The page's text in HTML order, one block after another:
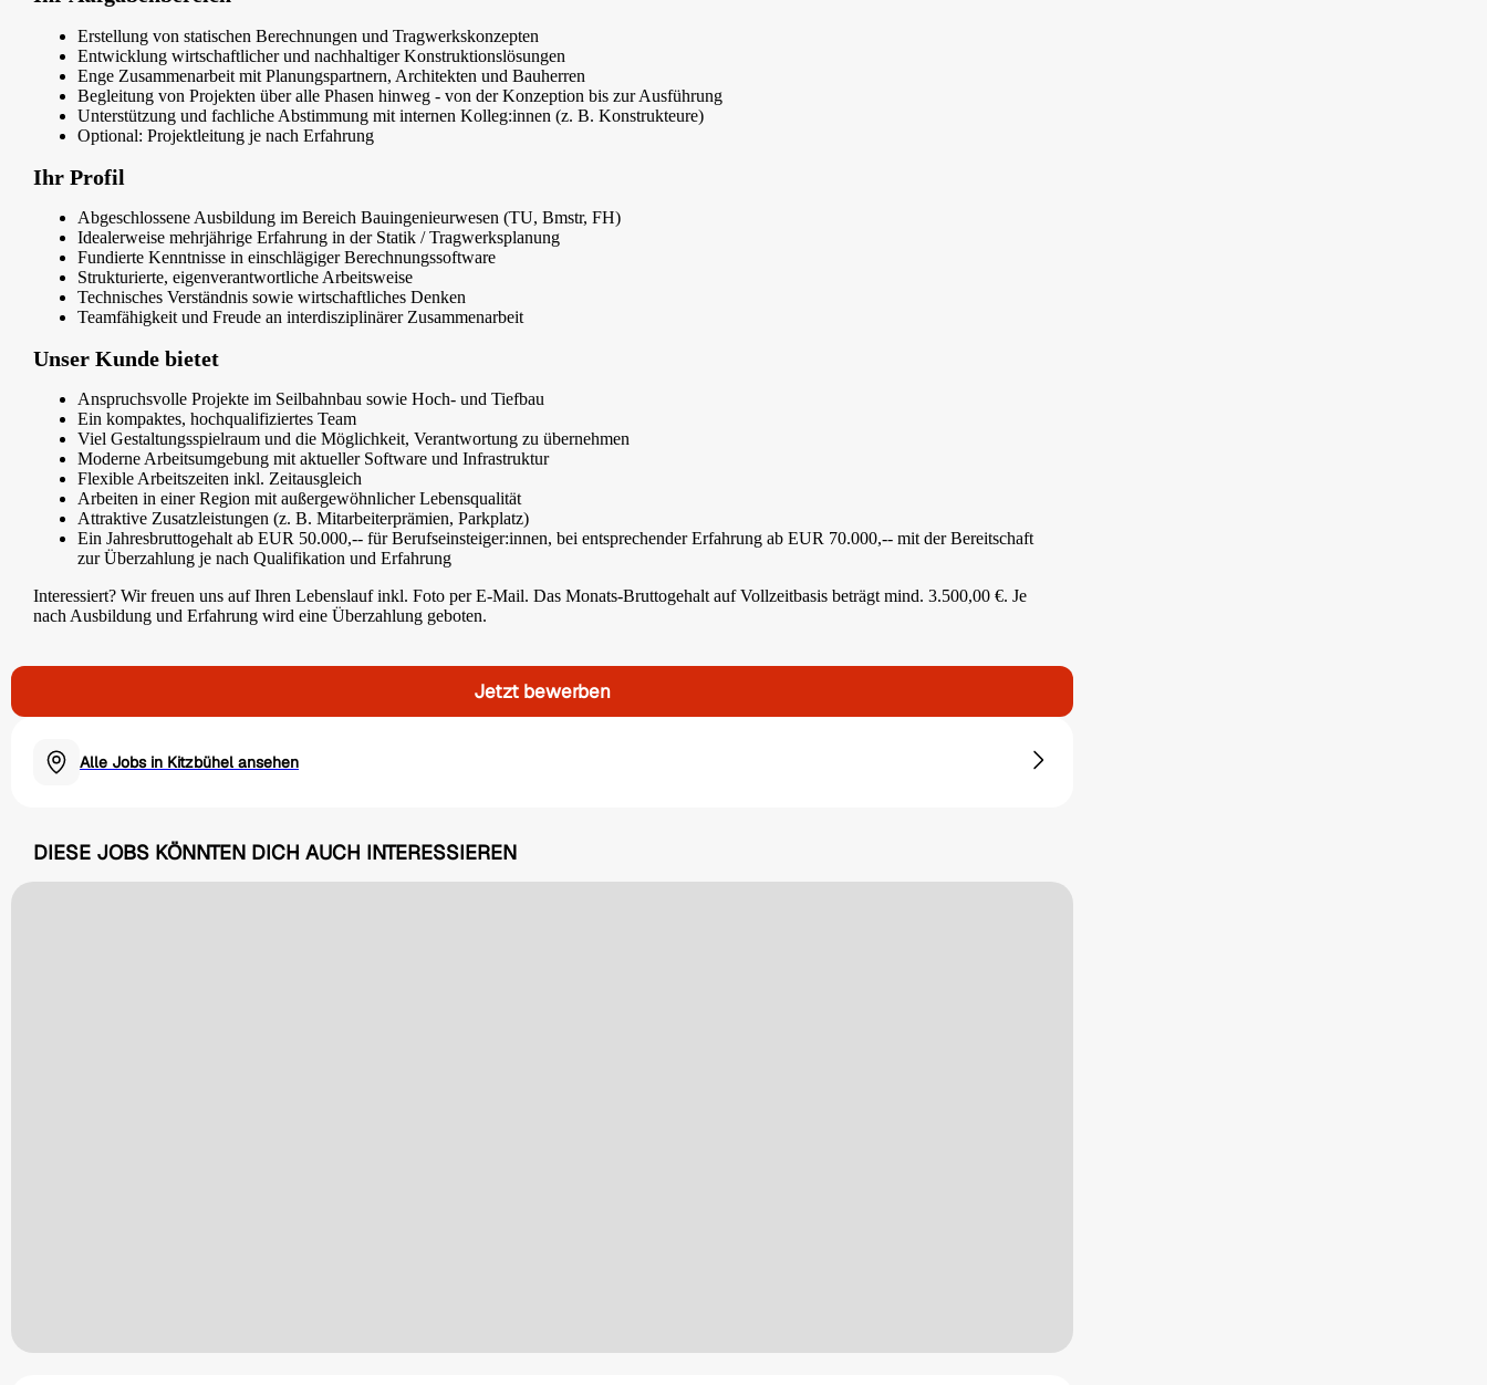
Erstellung von statischen Berechnungen und Tragwerkskonzepten
Entwicklung wirtschaftlicher und nachhaltiger Konstruktionslösungen
Enge Zusammenarbeit mit Planungspartnern, Architekten und Bauherren
Begleitung von Projekten über alle Phasen hinweg - von der Konzeption bis zur Ausführung
Unterstützung und fachliche Abstimmung mit internen Kolleg:innen (z. B. Konstrukteure)
Optional: Projektleitung je nach Erfahrung
Ihr Profil
Abgeschlossene Ausbildung im Bereich Bauingenieurwesen (TU, Bmstr, FH)
Idealerweise mehrjährige Erfahrung in der Statik / Tragwerksplanung
Fundierte Kenntnisse in einschlägiger Berechnungssoftware
Strukturierte, eigenverantwortliche Arbeitsweise
Technisches Verständnis sowie wirtschaftliches Denken
Teamfähigkeit und Freude an interdisziplinärer Zusammenarbeit
Unser Kunde bietet
Anspruchsvolle Projekte im Seilbahnbau sowie Hoch- und Tiefbau
Ein kompaktes, hochqualifiziertes Team
Viel Gestaltungsspielraum und die Möglichkeit, Verantwortung zu übernehmen
Moderne Arbeitsumgebung mit aktueller Software und Infrastruktur
Flexible Arbeitszeiten inkl. Zeitausgleich
Arbeiten in einer Region mit außergewöhnlicher Lebensqualität
Attraktive Zusatzleistungen (z. B. Mitarbeiterprämien, Parkplatz)
Ein Jahresbruttogehalt ab EUR 50.000,-- für Berufseinsteiger:innen, bei entsprechender Erfahrung ab EUR 70.000,-- mit der Bereitschaft
zur Überzahlung je nach Qualifikation und Erfahrung
Interessiert? Wir freuen uns auf Ihren Lebenslauf inkl. Foto per E-Mail. Das Monats-Bruttogehalt auf Vollzeitbasis beträgt mind. 3.500,00 €. Je
nach Ausbildung und Erfahrung wird eine Überzahlung geboten.
Jetzt bewerben
Alle Jobs in Kitzbühel ansehen
DIESE JOBS KÖNNTEN DICH AUCH INTERESSIEREN